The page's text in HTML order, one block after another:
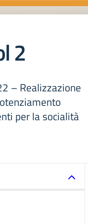
2
– Realizzazione
per la socialità